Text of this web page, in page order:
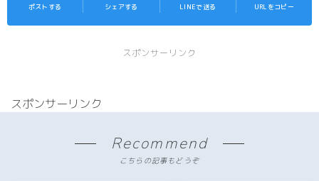
ポストする シェアする LINEで送る URLをコピー
スポンサーリンク
スポンサーリンク
Recommend
こちらの記事もどうぞ